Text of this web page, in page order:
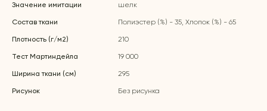
Значение имитации шелк
Состав ткани Полиэстер (%) - 35, Хлопок (%) - 65
Плотность (г/м2) 210
Тест Мартиндейла 19 000
Ширина ткани (см) 295
Рисунок Без рисунка